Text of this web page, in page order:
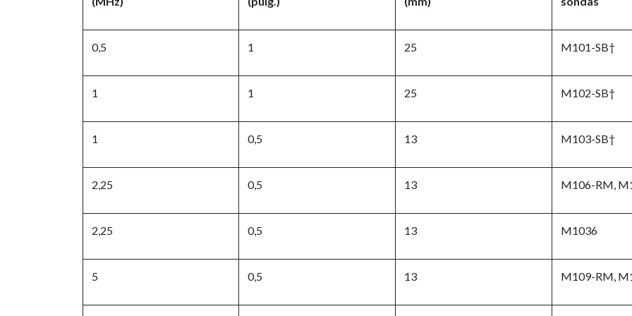
0,5 1 25 M101-SB†
1 1 25 M102-SB†
1 0,5 13 M103-SB†
2,25 0,5 13 M106-RM,
2,25 0,5 13 M1036
5 0,5 13 M109-RM,